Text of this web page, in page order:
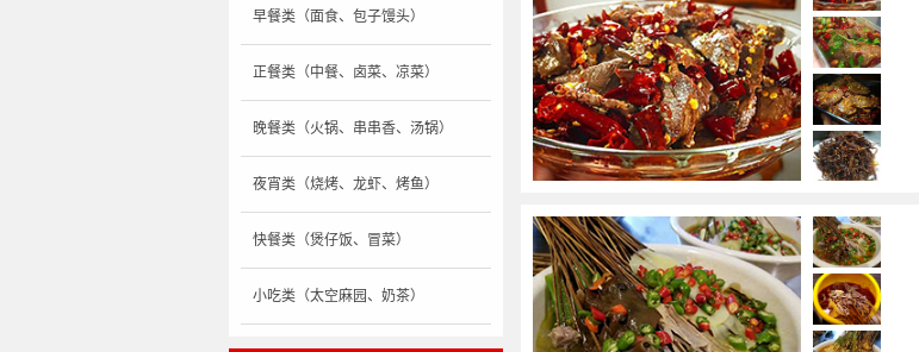
早餐类（面食、包子馒头）
正餐类（中餐、卤菜、凉菜）
晚餐类（火锅、串串香、汤锅）
夜宵类（烧烤、龙虾、烤鱼）
快餐类（煲仔饭、冒菜）
小吃类（太空麻园、奶茶）